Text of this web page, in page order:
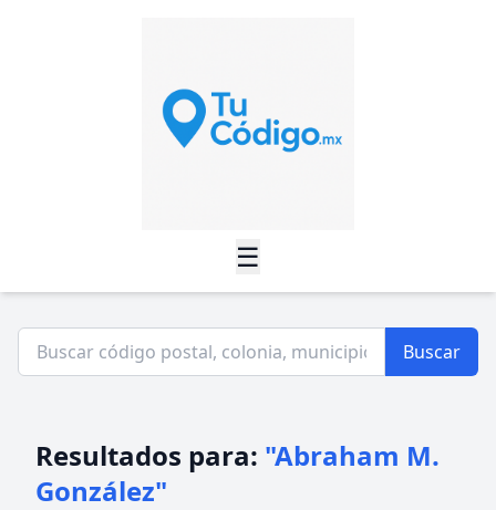
☰
Buscar
Resultados para: "Abraham M.
González"